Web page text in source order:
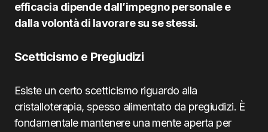
efficacia dipende dall’impegno personale e
dalla volontà di lavorare su se stessi.
Scetticismo e Pregiudizi
Esiste un certo scetticismo riguardo alla
cristalloterapia, spesso alimentato da pregiudizi. È
fondamentale mantenere una mente aperta per